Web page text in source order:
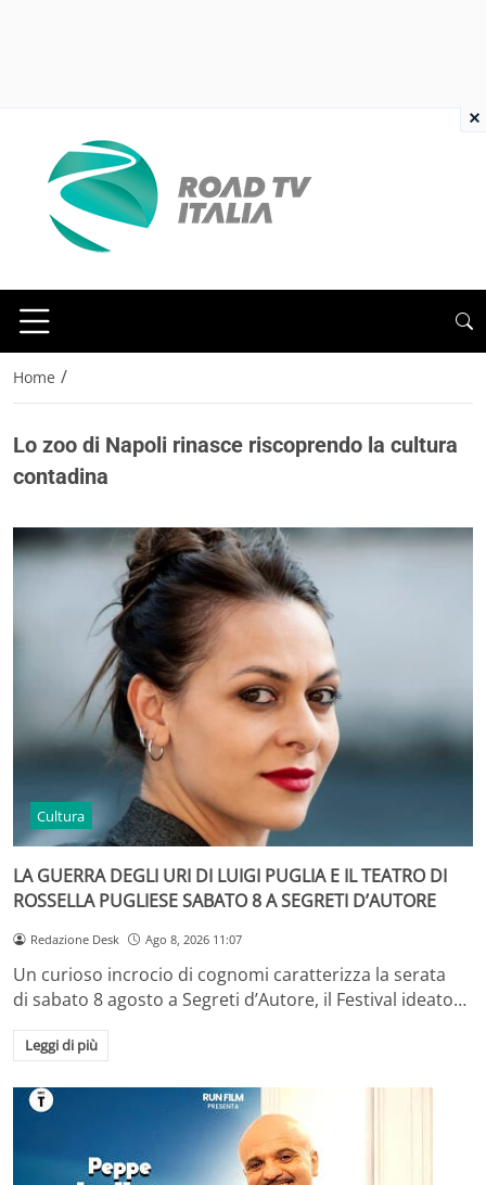
Home /
Lo zoo di Napoli rinasce riscoprendo la cultura
contadina
Cultura
LA GUERRA DEGLI URI DI LUIGI PUGLIA E IL TEATRO DI
ROSSELLA PUGLIESE SABATO 8 A SEGRETI D’AUTORE
Redazione Desk Ago 8, 2026 11:07
Un curioso incrocio di cognomi caratterizza la serata
di sabato 8 agosto a Segreti d’Autore, il Festival ideato…
Leggi di più
×